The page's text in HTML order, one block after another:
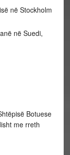
në Stockholm
në Suedi,
Botuese
me rreth